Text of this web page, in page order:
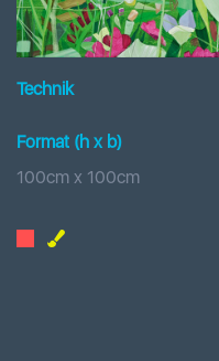
Technik
Format (h x b)
100cm x 100cm